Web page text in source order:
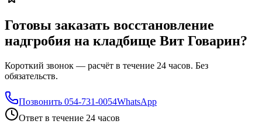
Готовы заказать восстановление
надгробия на кладбище Вит Говарин?
Короткий звонок — расчёт в течение 24 часов. Без
обязательств.
Позвонить 054-731-0054WhatsApp
Ответ в течение 24 часов